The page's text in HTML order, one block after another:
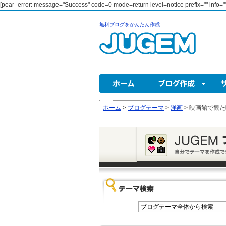
[pear_error: message="Success" code=0 mode=return level=notice prefix=""
無料ブログをかんたん作成
ホーム > ブログテーマ > 洋画 > 映画館で観